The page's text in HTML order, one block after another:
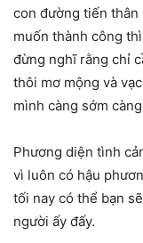
con đường tiến thân
muốn thành công
đừng nghĩ rằng chỉ
thôi mơ mộng và
mình càng sớm
Phương diện tình
vì luôn có hậu
tối nay có thể bạn
người ấy đấy.